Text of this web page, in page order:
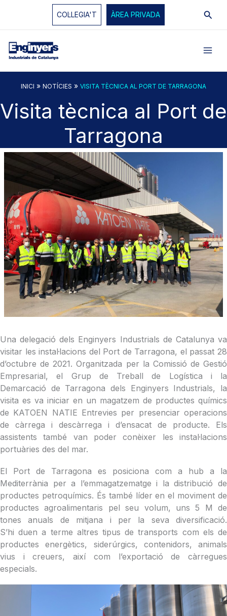
COL·LEGIA'T ÀREA PRIVADA
INICI » NOTÍCIES » VISITA TÈCNICA AL PORT DE TARRAGONA
Visita tècnica al Port de
Tarragona
Una delegació dels Enginyers Industrials de Catalunya va
visitar les instal·lacions del Port de Tarragona, el passat 28
d’octubre de 2021. Organitzada per la Comissió de Gestió
Empresarial, el Grup de Treball de Logística i la
Demarcació de Tarragona dels Enginyers Industrials, la
visita es va iniciar en un magatzem de productes químics
de KATOEN NATIE Entrevies per presenciar operacions
de càrrega i descàrrega i d’ensacat de producte. Els
assistents també van poder conèixer les instal·lacions
portuàries des del mar.
El Port de Tarragona es posiciona com a hub a la
Mediterrània per a l’emmagatzematge i la distribució de
productes petroquímics. És també líder en el moviment de
productes agroalimentaris pel seu volum, uns 5 M de
tones anuals de mitjana i per la seva diversificació.
S’hi duen a terme altres tipus de transports com els de
productes energètics, siderúrgics, contenidors, animals
vius i creuers, així com l’exportació de càrregues
especials.